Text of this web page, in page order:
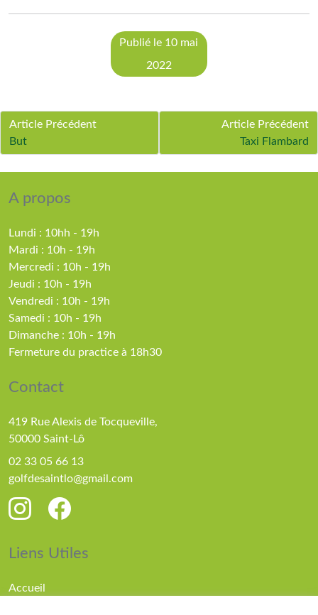
Publié le 10 mai
2022
Article Précédent
But
Article Précédent
Taxi Flambard
A propos
Lundi : 10hh - 19h
Mardi : 10h - 19h
Mercredi : 10h - 19h
Jeudi : 10h - 19h
Vendredi : 10h - 19h
Samedi : 10h - 19h
Dimanche : 10h - 19h
Fermeture du practice à 18h30
Contact
419 Rue Alexis de Tocqueville,
50000 Saint-Lô
02 33 05 66 13
golfdesaintlo@gmail.com
Liens Utiles
Accueil